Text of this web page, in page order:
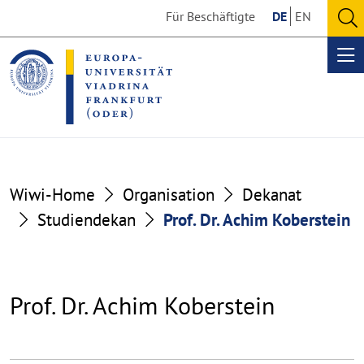
the
content
section
the
footer
section
Für Beschäftigte DE EN
Wiwi-Home Organisation
Dekanat
Studiendekan
Prof. Dr. Achim Koberstein
Prof. Dr. Achim Koberstein